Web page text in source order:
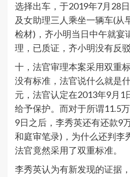
选择出车，于2019年7月28
及女助理三人乘坐一辆车(从
检材)，齐小明当日中午就宴
理，已质证，齐小明没有反驳
十，法官审理本案采用双重
没有标准，法官说什么就是
元，法官认定在2013年9月1
给予保护。而对于所谓11.5
9日之后，李秀英还有还款9
和庭审笔录)，为什么还判李
法官竟然采用了双重标准。
李秀英认为有新发现的证据